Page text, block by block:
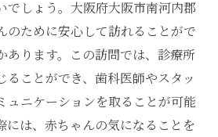
でしょう。大阪府大阪市南河内郡
のために安心して訪れることがで
あります。この訪問では、診療所
ることができ、歯科医師やスタッ
ュニケーションを取ることが可能
には、赤ちゃんの気になることを